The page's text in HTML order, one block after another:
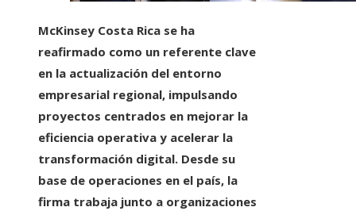
McKinsey Costa Rica se ha
reafirmado como un referente clave
en la actualización del entorno
empresarial regional, impulsando
proyectos centrados en mejorar la
eficiencia operativa y acelerar la
transformación digital. Desde su
base de operaciones en el país, la
firma trabaja junto a organizaciones